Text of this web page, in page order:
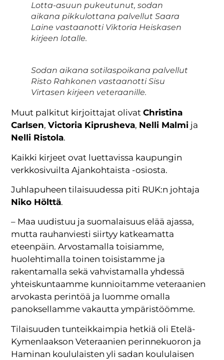
Lotta-asuun pukeutunut, sodan
aikana pikkulottana palvellut Saara
Laine vastaanotti Viktoria Heiskasen
kirjeen lotalle.
Sodan aikana sotilaspoikana palvellut
Risto Rahkonen vastaanotti Sisu
Virtasen kirjeen veteraanille.
Muut palkitut kirjoittajat olivatChristina
Carlsen,Victoria Kiprusheva, Nelli Malmi ja
Nelli Ristola.
Kaikki kirjeet ovat luettavissa kaupungin
verkkosivuilta Ajankohtaista -osiosta.
Juhlapuheen tilaisuudessa piti RUK:n johtaja
Niko Hölttä.
– Maa uudistuu ja suomalaisuus elää ajassa,
mutta rauhanviesti siirtyy katkeamatta
eteenpäin. Arvostamalla toisiamme,
huolehtimalla toinen toisistamme ja
rakentamalla sekä vahvistamalla yhdessä
yhteiskuntaamme kunnioitamme veteraanien
arvokasta perintöä ja luomme omalla
panoksellamme vakautta ympäristöömme.
Tilaisuuden tunteikkaimpia hetkiä oli Etelä-
Kymenlaakson Veteraanien perinnekuoron ja
Haminan koululaisten yli sadan koululaisen